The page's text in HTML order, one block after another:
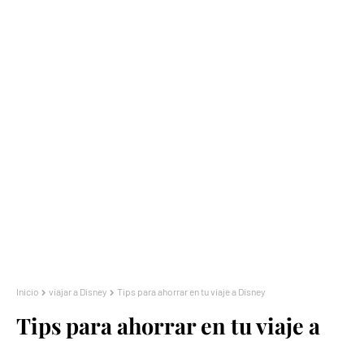
Inicio viajar a Disney Tips para ahorrar en tu viaje a Disney
Tips para ahorrar en tu viaje a